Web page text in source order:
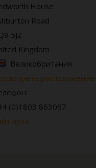
House
Road
5JZ
Kingdom
Великобритания
расположение
(0)1803 863067
вуза